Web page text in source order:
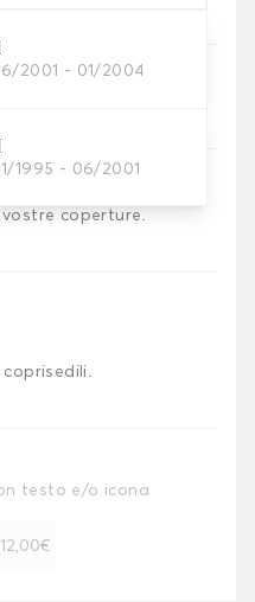
2001 - 01/2004
1995 - 06/2001
coperture.
testo e/o icona
+ 12,00€